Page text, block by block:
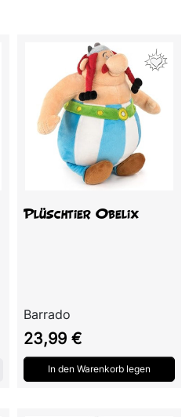
Plüschtier Obelix
Barrado
Preis
23,99 €
In den Warenkorb legen